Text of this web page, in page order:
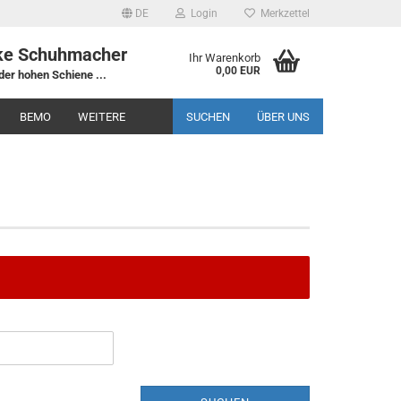
DE Login Merkzettel
Schuhmacher
hohen Schiene ...
Ihr Warenkorb
0,00 EUR
BEMO SUCHEN ÜBER UNS
WEITERE